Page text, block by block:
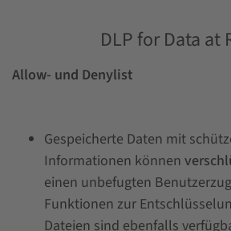
DLP for Data at
Allow- und Denylist
Gespeicherte Daten mit
Informationen können
einen unbefugten
Funktionen zur
Dateien sind ebenfalls